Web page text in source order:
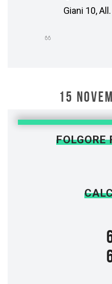
Giani 10,
15
FOLGORE